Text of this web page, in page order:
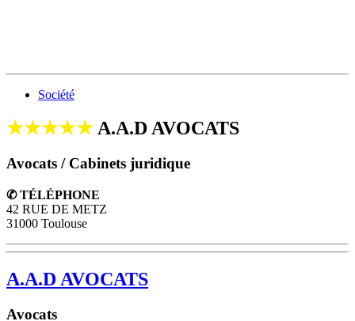
Société
★★★★★A.A.D AVOCATS
Avocats / Cabinets juridique
✆ TÉLÉPHONE
42 RUE DE METZ
31000 Toulouse
A.A.D AVOCATS
Avocats